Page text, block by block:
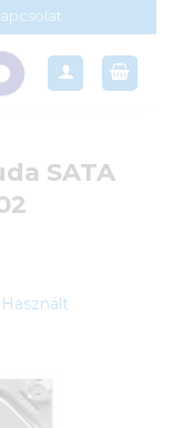
SATA
Használt